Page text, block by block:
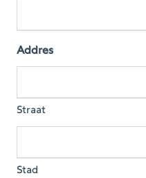
Addres
Straat
Stad